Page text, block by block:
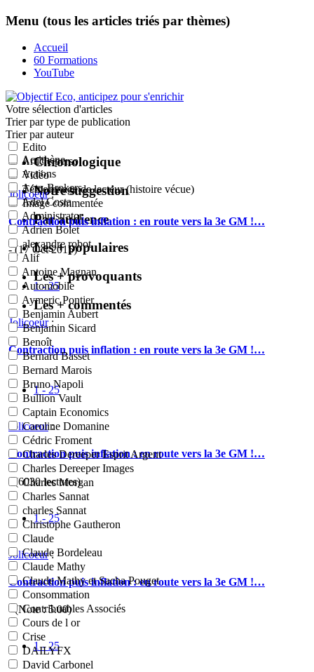
Menu (tous les articles triés par thèmes)
Accueil
60 Formations
YouTube
Votre sélection d'articles
Trier par type de publication
Edito
Article perso
Vidéo
Témoignage de lecteur (histoire vécue)
Image commentée
Trier par auteur
Acrithène
Actions
Actu-Brokers
Adel Costa
Administrator
Adrien Bolet
alexandre robot
Alif
Antoine Magnan
Automobile
Aymeric Pontier
Benjamin Aubert
Benjamin Sicard
Benoît
Bernard Basset
Bernard Marois
Bruno Napoli
Bullion Vault
Captain Economics
Caroline Domanine
Cédric Froment
Charles Dereeper Esprit Argent
Charles Dereeper Images
Charles Morgan
Charles Sannat
charles Sannat
Christophe Gautheron
Claude
Claude Bordeleau
Claude Mathy
Claude Mathy et Sacha Pouget
Consommation
Contribuables Associés
Cours de l or
Crise
DAILYFX
David Carbonel
Chronologique
Notre suggestion
Par audience
Les + populaires
Les + provoquants
Les + commentés
Jolicoeur:
Contraction puis inflation : en route vers la 3e GM !…
- (17 Oct 2015)
1 - 25
Jolicoeur:
Contraction puis inflation : en route vers la 3e GM !…
1 - 25
Jolicoeur:
Contraction puis inflation : en route vers la 3e GM !…
- (6030 lectures)
1 - 25
Jolicoeur:
Contraction puis inflation : en route vers la 3e GM !…
- (Note :5.00)
1 - 25